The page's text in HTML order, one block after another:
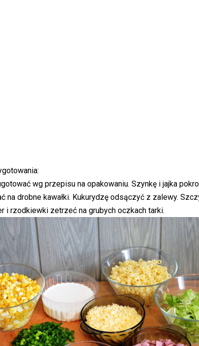
wg przepisu na opakowaniu. Szynkę i jajka
na drobne kawałki. Kukurydzę odsączyć z zalewy.
i rzodkiewki zetrzeć na grubych oczkach tarki.